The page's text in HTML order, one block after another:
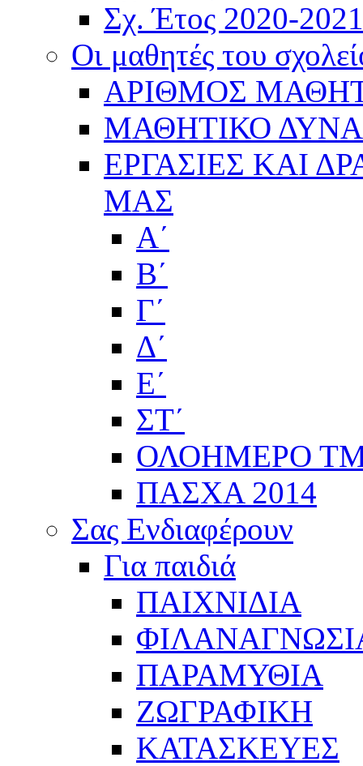
Σχ. Έτος 2020-2021
Οι μαθητές του
ΑΡΙΘΜΟΣ
ΜΑΘΗΤΙΚΟ
ΕΡΓΑΣΙΕΣ ΚΑΙ
ΜΑΣ
Α΄
Β΄
Γ΄
Δ΄
Ε΄
ΣΤ΄
ΟΛΟΗΜΕΡΟ
ΠΑΣΧΑ 2014
Σας Ενδιαφέρουν
Για παιδιά
ΠΑΙΧΝΙΔΙΑ
ΠΑΡΑΜΥΘΙΑ
ΖΩΓΡΑΦΙΚΗ
ΚΑΤΑΣΚΕΥΕΣ